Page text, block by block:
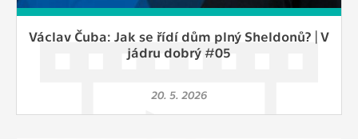
Václav Čuba: Jak se řídí dům plný Sheldonů? | V
jádru dobrý #05
20. 5. 2026